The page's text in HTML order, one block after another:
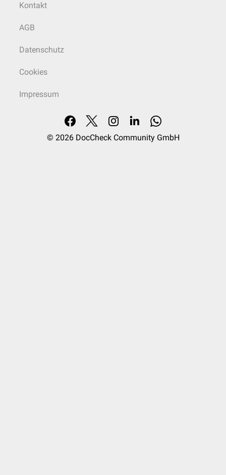
Kontakt
AGB
Datenschutz
Cookies
Impressum
© 2026 DocCheck Community GmbH